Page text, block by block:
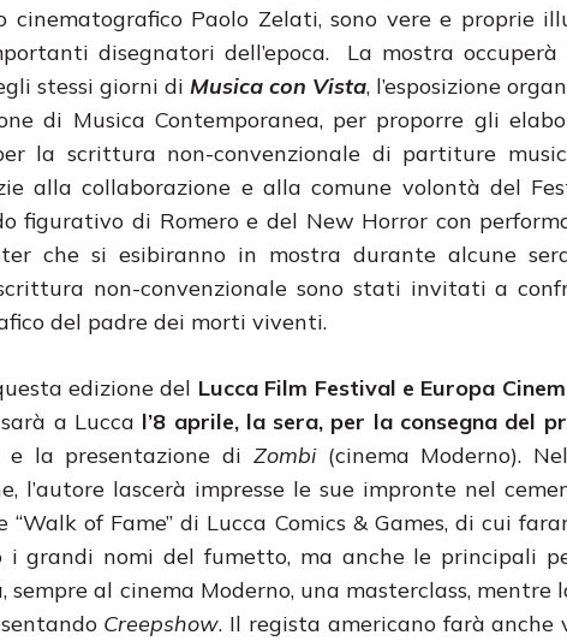
Paolo Zelati, sono vere e proprie
disegnatori dell’epoca. La mostra occuperà
stessi giorni di Musica con Vista, l’esposizione
di Musica Contemporanea, per proporre gli
la scrittura non-convenzionale di partiture
alla collaborazione e alla comune volontà del
figurativo di Romero e del New Horror con
che si esibiranno in mostra durante alcune
non-convenzionale sono stati invitati a
del padre dei morti viventi.
edizione del Lucca Film Festival e Europa
a Lucca l’8 aprile, la sera, per la consegna del
e la presentazione di Zombi (cinema Moderno).
l’autore lascerà impresse le sue impronte nel
“Walk of Fame” di Lucca Comics & Games, di cui
i grandi nomi del fumetto, ma anche le principali
sempre al cinema Moderno, una masterclass, mentre
Creepshow. Il regista americano farà anche